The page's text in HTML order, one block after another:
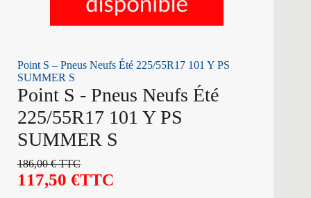
Point S – Pneus Neufs Été 225/55R17 101 Y PS
SUMMER S
Point S - Pneus Neufs Été
225/55R17 101 Y PS
SUMMER S
186,00€TTC
117,50 €TTC